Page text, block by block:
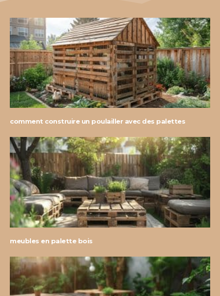
comment construire un poulailler avec des palettes
meubles en palette bois